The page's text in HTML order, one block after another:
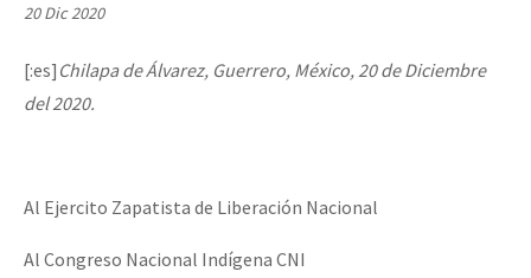
AutonomÍa y Resistencia
Presos
Mujeres
20 Dic 2020
[:es] Chilapa de Álvarez, Guerrero, México, 20 de Diciembre
del 2020.
Al Ejercito Zapatista de Liberación Nacional
Al Congreso Nacional Indígena CNI